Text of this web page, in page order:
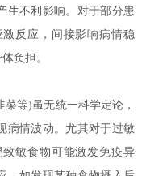
生不利影响。对于部分患
反应，间接影响病情稳
负担。
等)虽无统一科学定论，
病情波动。尤其对于过敏
敏食物可能激发免疫异